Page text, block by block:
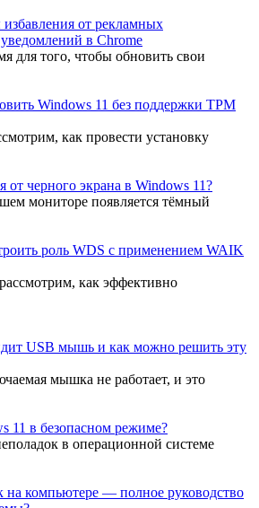
от рекламных
в Chrome
для того, чтобы обновить свои
Windows 11 без поддержки TPM
как провести установку
от черного экрана в Windows 11?
мониторе появляется тёмный
роль WDS с применением WAIK
как эффективно
USB мышь и как можно решить эту
мышка не работает, и это
11 в безопасном режиме?
в операционной системе
на компьютере — полное руководство